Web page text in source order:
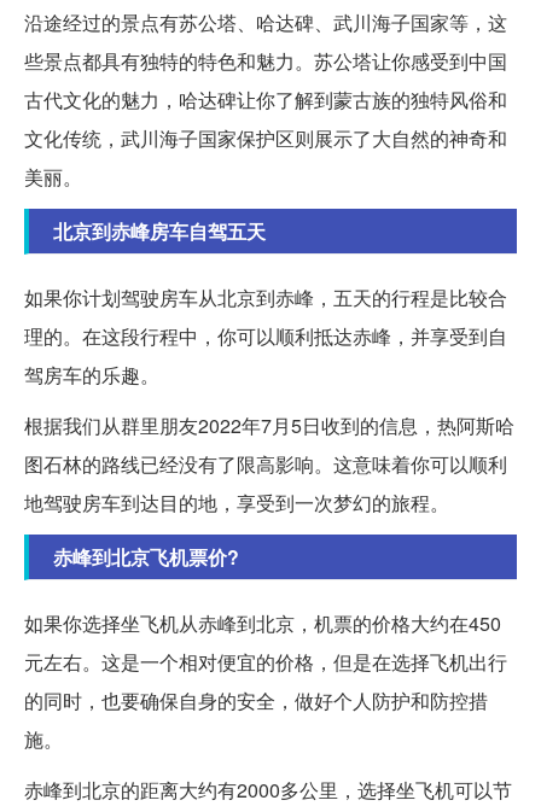
沿途经过的景点有苏公塔、哈达碑、武川海子国家等，这
些景点都具有独特的特色和魅力。苏公塔让你感受到中国
古代文化的魅力，哈达碑让你了解到蒙古族的独特风俗和
文化传统，武川海子国家保护区则展示了大自然的神奇和
美丽。
北京到赤峰房车自驾五天
如果你计划驾驶房车从北京到赤峰，五天的行程是比较合
理的。在这段行程中，你可以顺利抵达赤峰，并享受到自
驾房车的乐趣。
根据我们从群里朋友2022年7月5日收到的信息，热阿斯哈
图石林的路线已经没有了限高影响。这意味着你可以顺利
地驾驶房车到达目的地，享受到一次梦幻的旅程。
赤峰到北京飞机票价?
如果你选择坐飞机从赤峰到北京，机票的价格大约在450
元左右。这是一个相对便宜的价格，但是在选择飞机出行
的同时，也要确保自身的安全，做好个人防护和防控措
施。
赤峰到北京的距离大约有2000多公里，选择坐飞机可以节